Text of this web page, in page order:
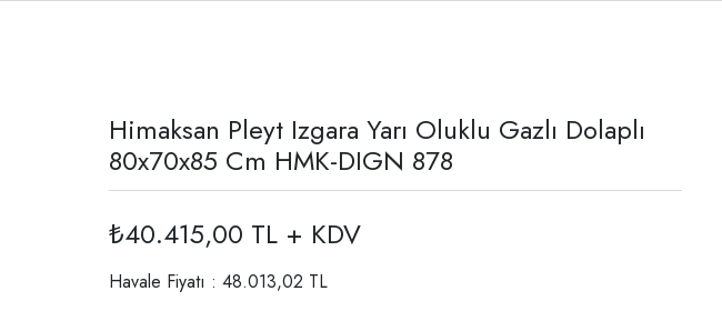
Himaksan Pleyt Izgara Yarı Oluklu Gazlı Dolaplı
80x70x85 Cm HMK-DIGN 878
₺40.415,00 TL + KDV
Havale Fiyatı : 48.013,02 TL